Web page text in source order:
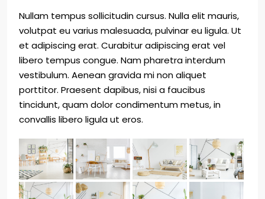
Nullam tempus sollicitudin cursus. Nulla elit mauris,
volutpat eu varius malesuada, pulvinar eu ligula. Ut
et adipiscing erat. Curabitur adipiscing erat vel
libero tempus congue. Nam pharetra interdum
vestibulum. Aenean gravida mi non aliquet
porttitor. Praesent dapibus, nisi a faucibus
tincidunt, quam dolor condimentum metus, in
convallis libero ligula ut eros.